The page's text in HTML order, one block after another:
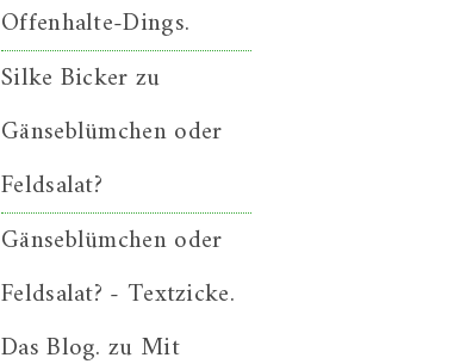
Offenhalte-Dings.
Silke Bickerzu
Gänseblümchen oder
Feldsalat?
Gänseblümchen oder
Feldsalat? - Textzicke.
Das Blog. zu Mit